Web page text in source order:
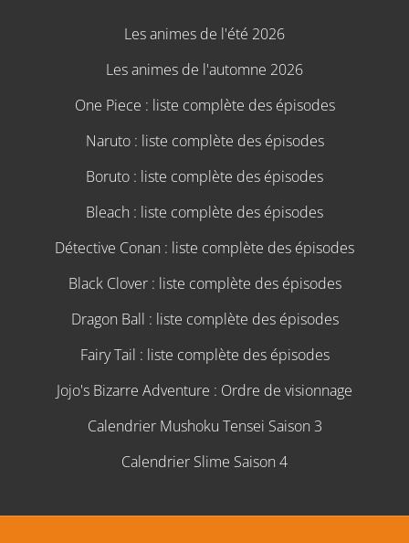
Les animes de l'été 2026
Les animes de l'automne 2026
One Piece : liste complète des épisodes
Naruto : liste complète des épisodes
Boruto : liste complète des épisodes
Bleach : liste complète des épisodes
Détective Conan : liste complète des épisodes
Black Clover : liste complète des épisodes
Dragon Ball : liste complète des épisodes
Fairy Tail : liste complète des épisodes
Jojo's Bizarre Adventure : Ordre de visionnage
Calendrier Mushoku Tensei Saison 3
Calendrier Slime Saison 4